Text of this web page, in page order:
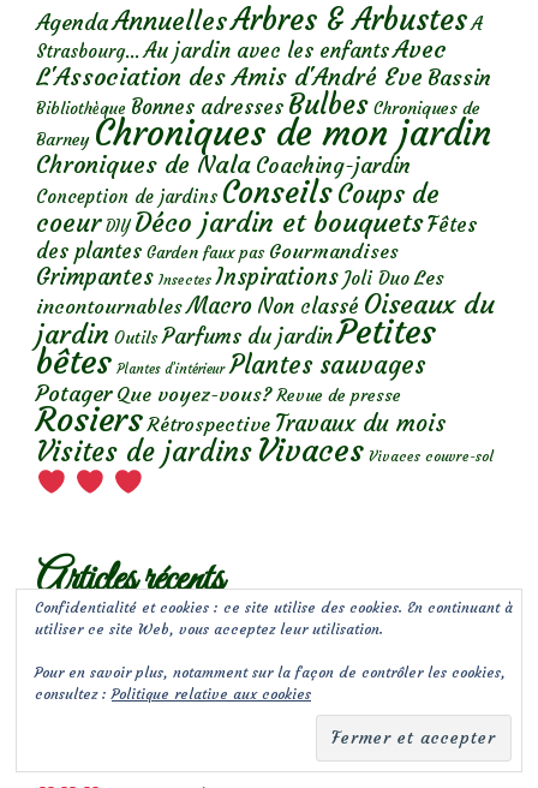
AgendaAnnuellesArbres & Arbustes A
Strasbourg... Au jardin avec les enfantsAvec
L'Association des Amis d'André Eve Bassin
Bibliothèque Bonnes adresses Bulbes Chroniques de
Barney Chroniques de mon jardin
Chroniques de Nala Coaching-jardin
Conception de jardins ConseilsCoups de
coeur DIY Déco jardin et bouquetsFêtes
des plantes Garden faux pas Gourmandises
Grimpantes Insectes Inspirations Joli Duo Les
incontournables Macro Non classé Oiseaux du
jardin Outils Parfums du jardinPetites
bêtes Plantes d’intérieur Plantes sauvages
Potager Que voyez-vous? Revue de presse
Rosiers Rétrospective Travaux du mois
Visites de jardins Vivaces Vivaces couvre-sol
Articles récents
Rétrospective de juin 2026 au jardin
Punaise, prédatrice de pucerons et autres insectes
Focus sur le rosier Nozomi
Confidentialité et cookies : ce site utilise des cookies. En continuant à
utiliser ce site Web, vous acceptez leur utilisation.
Pour en savoir plus, notamment sur la façon de contrôler les cookies,
consultez :Politique relative aux cookies